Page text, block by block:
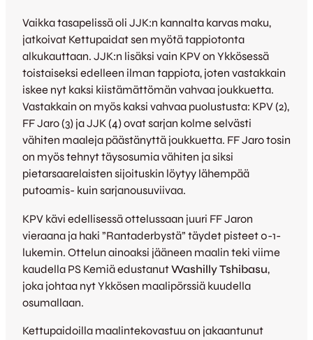
Vaikka tasapelissä oli JJK:n kannalta karvas maku,
jatkoivat Kettupaidat sen myötä tappiotonta
alkukauttaan. JJK:n lisäksi vain KPV on Ykkösessä
toistaiseksi edelleen ilman tappiota, joten vastakkain
iskee nyt kaksi kiistämättömän vahvaa joukkuetta.
Vastakkain on myös kaksi vahvaa puolustusta: KPV (2),
FF Jaro (3) ja JJK (4) ovat sarjan kolme selvästi
vähiten maaleja päästänyttä joukkuetta. FF Jaro tosin
on myös tehnyt täysosumia vähiten ja siksi
pietarsaarelaisten sijoituskin löytyy lähempää
putoamis- kuin sarjanousuviivaa.
KPV kävi edellisessä ottelussaan juuri FF Jaron
vieraana ja haki ”Rantaderbystä” täydet pisteet 0-1-
lukemin. Ottelun ainoaksi jääneen maalin teki viime
kaudella PS Kemiä edustanutWashilly Tshibasu,
joka johtaa nyt Ykkösen maalipörssiä kuudella
osumallaan.
Kettupaidoilla maalintekovastuu on jakaantunut